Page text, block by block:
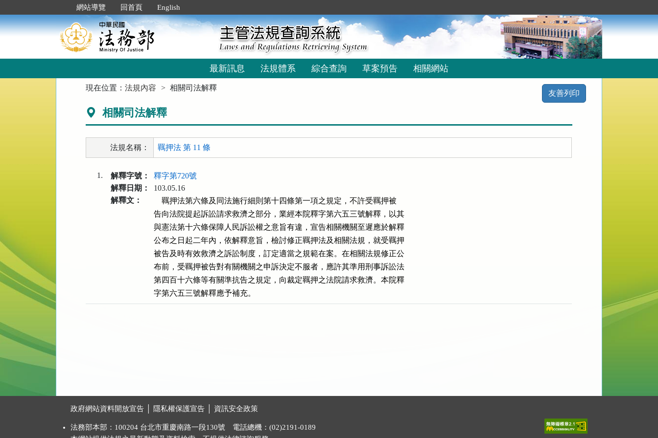
到
主
要
網站導覽 回首頁 English
最新訊息 法規體系 綜合查詢 草案預告 相關網站
現在位置：法規內容 相關司法解釋
友善列印
相關司法解釋
法規名稱： 羈押法 第 11 條
1. 解釋字號：
釋字第720號
解釋日期：
103.05.16
解釋文：
    羈押法第六條及同法施行細則第十四條第一項之規定，不許受羈押被
告向法院提起訴訟請求救濟之部分，業經本院釋字第六五三號解釋，以其
與憲法第十六條保障人民訴訟權之意旨有違，宣告相關機關至遲應於解釋
公布之日起二年內，依解釋意旨，檢討修正羈押法及相關法規，就受羈押
被告及時有效救濟之訴訟制度，訂定適當之規範在案。在相關法規修正公
布前，受羈押被告對有關機關之申訴決定不服者，應許其準用刑事訴訟法
第四百十六條等有關準抗告之規定，向裁定羈押之法院請求救濟。本院釋
字第六五三號解釋應予補充。
政府網站資料開放宣告 隱私權保護宣告 資訊安全政策
法務部本部：100204 台北市重慶南路一段130號 電話總機：(02)2191-0189